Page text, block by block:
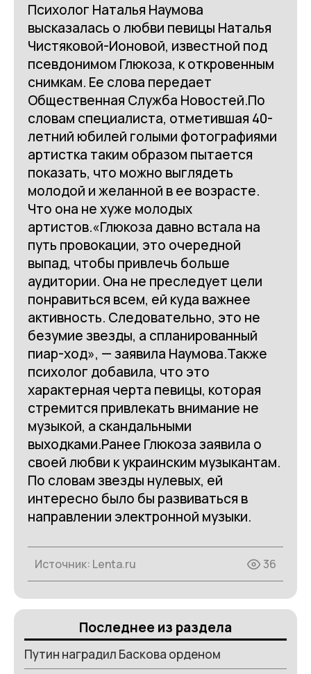
Последнее из раздела
Путин наградил Баскова орденом
Психолог Наталья Наумова
высказалась о любви певицы Наталья
Чистяковой-Ионовой, известной под
псевдонимом Глюкоза, к откровенным
снимкам. Ее слова передает
Общественная Служба Новостей.По
словам специалиста, отметившая 40-
летний юбилей голыми фотографиями
артистка таким образом пытается
показать, что можно выглядеть
молодой и желанной в ее возрасте.
Что она не хуже молодых
артистов.«Глюкоза давно встала на
путь провокации, это очередной
выпад, чтобы привлечь больше
аудитории. Она не преследует цели
понравиться всем, ей куда важнее
активность. Следовательно, это не
безумие звезды, а спланированный
пиар-ход», — заявила Наумова.Также
психолог добавила, что это
характерная черта певицы, которая
стремится привлекать внимание не
музыкой, а скандальными
выходками.Ранее Глюкоза заявила о
своей любви к украинским музыкантам.
По словам звезды нулевых, ей
интересно было бы развиваться в
направлении электронной музыки.
Источник: Lenta.ru 36